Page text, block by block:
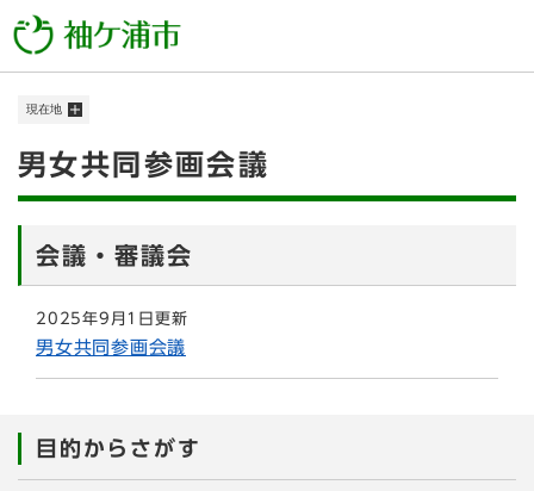
ー
メニューを飛ばして本文へ
現在地
本
男女共同参画会議
会議・審議会
2025年9月1日更新
男女共同参画会議
目的からさがす